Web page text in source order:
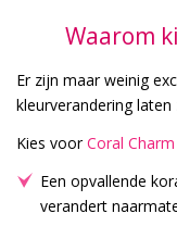
Waarom
Er zijn maar weinig
kleurverandering laten
Kies voorCoral
Een opvallende
verandert